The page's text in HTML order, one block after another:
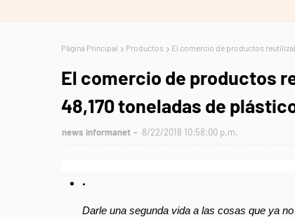
Página Principal Productos El comercio de productos
El comercio de productos
48,170 toneladas de
news informanet 8/22/2018 10:58:00 p.m.
Darle una segunda vida a las cosas que ya